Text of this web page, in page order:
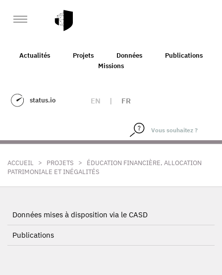
Actualités Projets Données
Publications
Missions
status.io EN | FR
ACCUEIL > PROJETS >
ÉDUCATION FINANCIÈRE, ALLOCATION
PATRIMONIALE ET INÉGALITÉS
Données mises à disposition via le CASD
Publications